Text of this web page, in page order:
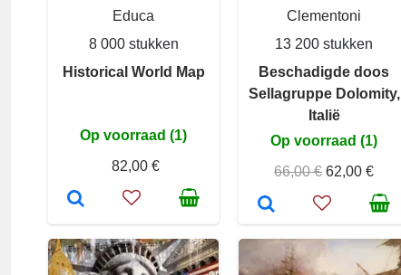
Educa
8 000 stukken
Historical World Map
Op voorraad (1)
82,00 €
Clementoni
13 200 stukken
Beschadigde doos
Sellagruppe Dolomity,
Italië
Op voorraad (1)
66,00 € 62,00 €